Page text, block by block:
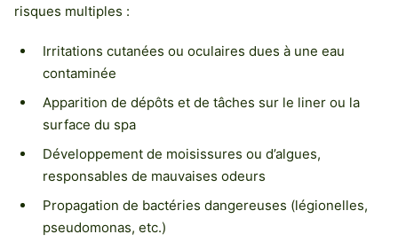
risques multiples :
Irritations cutanées ou oculaires dues à une eau
contaminée
Apparition de dépôts et de tâches sur le liner ou la
surface du spa
Développement de moisissures ou d’algues,
responsables de mauvaises odeurs
Propagation de bactéries dangereuses (légionelles,
pseudomonas, etc.)